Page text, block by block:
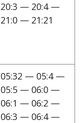
20:3 — 20:4 —
21:0 — 21:21
05:32 — 05:4 —
05:5 — 06:0 —
06:1 — 06:2 —
06:3 — 06:4 —